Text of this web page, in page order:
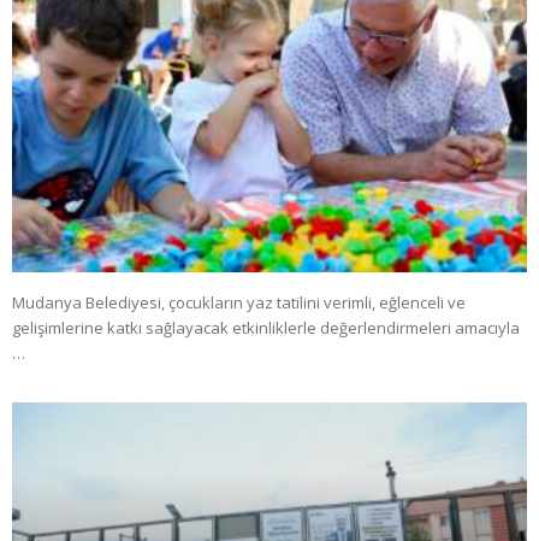
Mudanya Belediyesi, çocukların yaz tatilini verimli, eğlenceli ve
gelişimlerine katkı sağlayacak etkinliklerle değerlendirmeleri amacıyla
…